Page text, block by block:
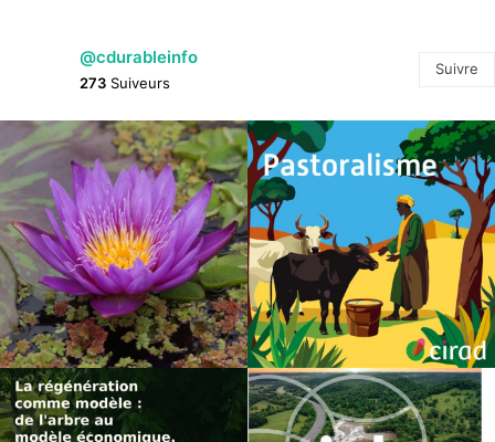
@cdurableinfo
273 Suiveurs
Suivre